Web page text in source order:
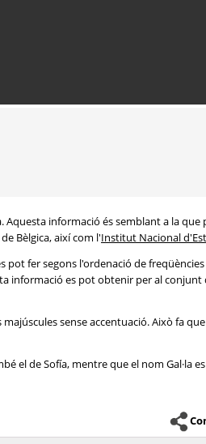
Aquesta informació és semblant a la
Bèlgica, així com l'Institut Nacional
fer segons l'ordenació de
informació es pot obtenir per al conjunt
sense accentuació. Això fa
el de Sofía, mentre que el nom Gal·la